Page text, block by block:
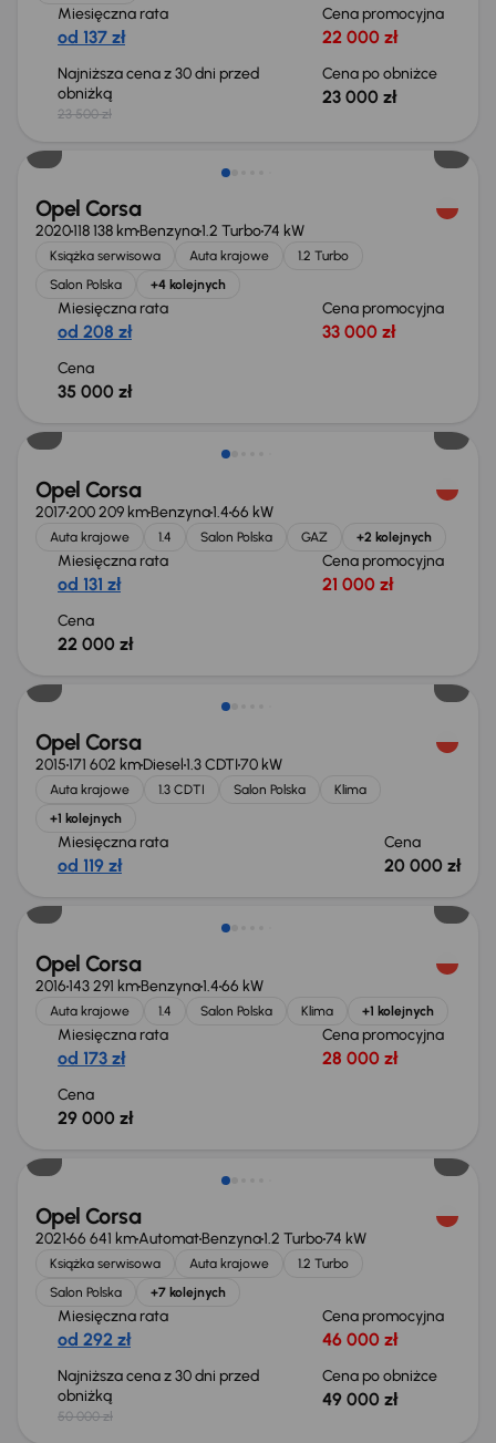
Miesięczna rata
od 137 zł
Cena promocyjna
22 000 zł
Najniższa cena z 30 dni przed
obniżką
23 500 zł
Cena po obniżce
23 000 zł
Opel Corsa
2020118 138 kmBenzyna1.2 Turbo74 kW
Książka serwisowa Auta krajowe
1.2 Turbo
Salon Polska
+4 kolejnych
Miesięczna rata
od 208 zł
Cena promocyjna
33 000 zł
Cena
35 000 zł
Opel Corsa
2017200 209 kmBenzyna1.466 kW
Auta krajowe 1.4 Salon Polska GAZ +2 kolejnych
Miesięczna rata
od 131 zł
Cena promocyjna
21 000 zł
Cena
22 000 zł
Opel Corsa
2015171 602 kmDiesel1.3 CDTI70 kW
Auta krajowe 1.3 CDTI Salon Polska
Klima
+1 kolejnych
Miesięczna rata
od 119 zł
Cena
20 000 zł
Opel Corsa
2016143 291 kmBenzyna1.466 kW
Auta krajowe 1.4 Salon Polska Klima +1 kolejnych
Miesięczna rata
od 173 zł
Cena promocyjna
28 000 zł
Cena
29 000 zł
Opel Corsa
202166 641 kmAutomatBenzyna1.2 Turbo74 kW
Książka serwisowa Auta krajowe
1.2 Turbo
Salon Polska
+7 kolejnych
Miesięczna rata
od 292 zł
Cena promocyjna
46 000 zł
Najniższa cena z 30 dni przed
obniżką
50 000 zł
Cena po obniżce
49 000 zł
Możliwość odliczenia VAT